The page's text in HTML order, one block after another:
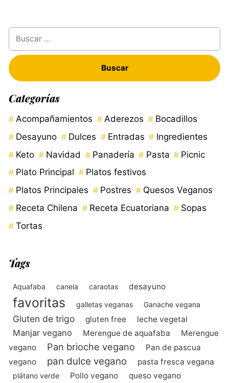
Buscar:
Categorías
Acompañamientos Aderezos
Bocadillos
Desayuno
Dulces Entradas
Ingredientes
Keto
Navidad Panadería Pasta
Picnic
Plato Principal
Platos festivos
Platos Principales
Postres
Quesos Veganos
Receta Chilena
Receta Ecuatoriana
Sopas
Tortas
Tags
Aquafaba canela caraotas desayuno
favoritas galletas veganas Ganache vegana
Gluten de trigo gluten free leche vegetal
Manjar vegano Merengue de aquafaba
Merengue
vegano
Pan brioche vegano
Pan de pascua
vegano
pan dulce vegano pasta fresca vegana
plátano verde Pollo vegano queso vegano